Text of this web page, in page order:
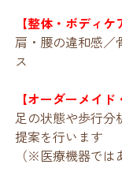
【整体・ボディケ
肩・腰の違和感／
ス
【オーダーメイド
足の状態や歩行分
提案を行います
（※医療機器では